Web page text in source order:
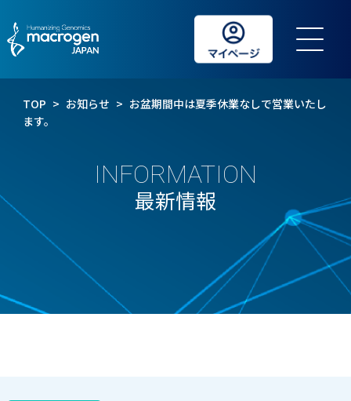
TOP > お知らせ > お盆期間中は夏季休業なしで営業いたし
ます。
INFORMATION
最新情報